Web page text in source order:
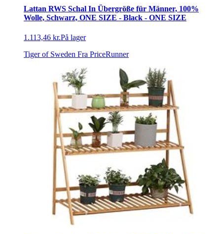
Lattan RWS Schal In Übergröße für Männer, 100%
Wolle, Schwarz, ONE SIZE - Black - ONE SIZE
1.113,46 kr.På lager
Tiger of Sweden Fra PriceRunner